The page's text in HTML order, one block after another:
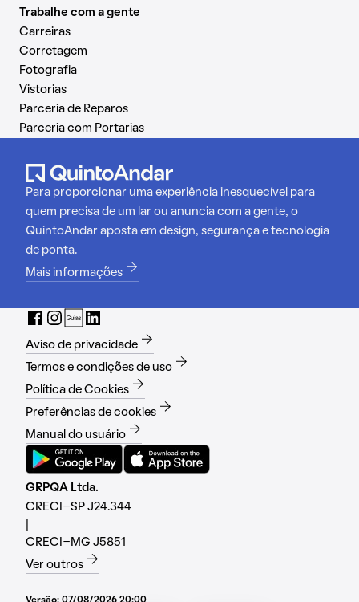
Trabalhe com a gente
Carreiras
Corretagem
Fotografia
Vistorias
Parceria de Reparos
Parceria com Portarias
Para proporcionar uma experiência inesquecível para
quem precisa de um lar ou anuncia com a gente, o
QuintoAndar aposta em design, segurança e tecnologia
de ponta.
Mais informações
Aviso de privacidade
Termos e condições de uso
Política de Cookies
Preferências de cookies
Manual do usuário
GRPQA Ltda.
CRECI-SP J24.344
CRECI-MG J5851
Ver outros
Versão: 07/08/2026 20:00